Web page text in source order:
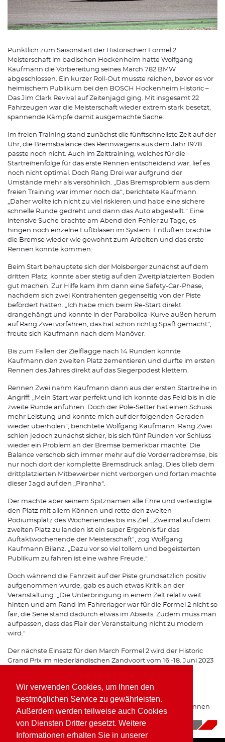
Wir verwenden Cookies, um Ihnen den
bestmöglichen Service zu gewährleisten.
Außerdem werden teilweise auch Cookies
von Diensten Dritter gesetzt. Weitere
Informationen erhalten Sie in unserer
Pünktlich zum Saisonstart der Historischen Formel 2
Meisterschaft im badischen Hockenheim hatte Wolfgang
Kaufmann die Vorbereitung seines March 782 BMW
abgeschlossen. Ein kurzer Roll-Out musste reichen, bevor es vor
heimischem Publikum bei den BOSCH Hockenheim Historic –
Das Jim Clark Revival auf Zeitenjagd ging. Mit insgesamt 22
Fahrzeugen war die Meisterschaft wieder extrem stark besetzt,
spannende Kämpfe damit ausgemachte Sache.
Im freien Training stand zunächst die fünftschnellste Zeit auf der
Uhr, die Bremsbalance des Rennwagens aus dem Jahr 1978
passte noch nicht. Auch im Zeittraining, welches für die
Startreihenfolge für das erste Rennen entscheidend war, lief es
noch nicht optimal. Doch Rang Drei war aufgrund der
Umstände mehr als versöhnlich. „Das Bremsproblem aus dem
freien Training war immer noch da“, berichtete Kaufmann.
„Daher wollte ich nicht zu viel riskieren und habe eine sichere
schnelle Runde gedreht und dann das Auto abgestellt.“ Eine
intensive Suche brachte am Abend den Fehler zu Tage, es
hingen noch einzelne Luftblasen im System. Entlüften brachte
die Bremse wieder wie gewohnt zum Arbeiten und das erste
Rennen konnte kommen.
Beim Start behauptete sich der Molsberger zunächst auf dem
dritten Platz, konnte aber stetig auf den Zweitplatzierten Boden
gut machen. Zur Hilfe kam ihm dann eine Safety-Car-Phase,
nachdem sich zwei Kontrahenten gegenseitig von der Piste
befördert hatten. „Ich habe mich beim Re-Start direkt
drangehängt und konnte in der Parabolica-Kurve außen herum
auf Rang Zwei vorfahren, das hat schon richtig Spaß gemacht“,
freute sich Kaufmann nach dem Manöver.
Bis zum Fallen der Zielflagge nach 14 Runden konnte
Kaufmann den zweiten Platz zementieren und durfte im ersten
Rennen des Jahres direkt auf das Siegerpodest klettern.
Rennen Zwei nahm Kaufmann dann aus der ersten Startreihe in
Angriff. „Mein Start war perfekt und ich konnte das Feld bis in die
zweite Runde anführen. Doch der Pole-Setter hat einen Schuss
mehr Leistung und konnte mich auf der folgenden Geraden
wieder überholen“, berichtete Wolfgang Kaufmann. Rang Zwei
schien jedoch zunächst sicher, bis sich fünf Runden vor Schluss
wieder ein Problem an der Bremse bemerkbar machte. Die
Balance verschob sich immer mehr auf die Vorderradbremse, bis
nur noch dort der komplette Bremsdruck anlag. Dies blieb dem
drittplatzierten Mitbewerber nicht verborgen und fortan machte
dieser Jagd auf den „Piranha“.
Der machte aber seinem Spitznamen alle Ehre und verteidigte
den Platz mit allem Können und rette den zweiten
Podiumsplatz des Wochenendes bis ins Ziel. „Zweimal auf dem
zweiten Platz zu landen ist ein super Ergebnis für das
Auftaktwochenende der Meisterschaft“, zog Wolfgang
Kaufmann Bilanz. „Dazu vor so viel tollem und begeisterten
Publikum zu fahren ist eine wahre Freude.“
Doch während die Fahrzeit auf der Piste grundsätzlich positiv
aufgenommen wurde, gab es auch etwas Kritik an der
Veranstaltung. „Die Unterbringung in einem Zelt relativ weit
hinten und am Rand im Fahrerlager war für die Formel 2 nicht so
fair, die Serie stand dadurch etwas im Abseits. Zudem muss man
aufpassen, dass das Flair der Veranstaltung nicht zu modern
wird.“
Der nächste Einsatz für den March Formel 2 wird der Historic
Grand Prix im niederländischen Zandvoort vom 16.-18. Juni 2023
Zusätzlich zum historischen Programm zeichnet sich am
Horizont auch eine mögliche Rückkehr in den modernen
Sportwagen-Zirkus an. Derzeit laufen Gespräche über Rennen
16.05.2023